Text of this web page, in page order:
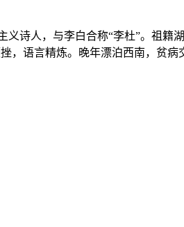
诗人，与李白合称“李杜”。祖
，语言精炼。晚年漂泊西南，贫病